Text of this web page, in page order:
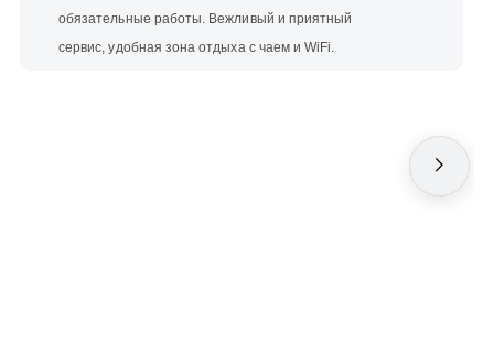
обязательные работы. Вежливый и приятный
сервис, удобная зона отдыха с чаем и WiFi.